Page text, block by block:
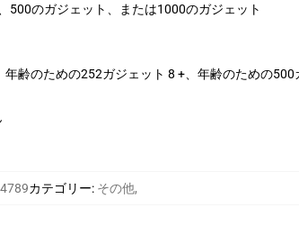
500のガジェット、または1000のガジェット
齢のための252ガジェット 8 +、年齢のための
カテゴリー: その他,